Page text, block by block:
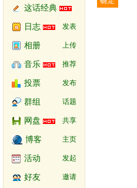
这话经典
日志
发表
相册 上传
音乐 推荐
投票 发布
群组 话题
网盘 共享
博客 主页
活动 发起
好友 邀请